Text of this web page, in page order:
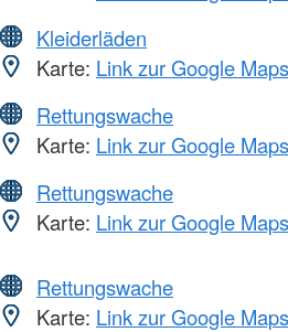
Kleiderläden
Karte: Link zur Google
Rettungswache
Karte: Link zur Google
Rettungswache
Karte: Link zur Google
Rettungswache
Karte: Link zur Google